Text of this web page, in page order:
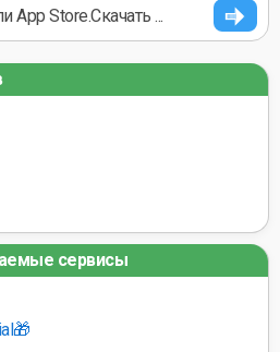
App Store.Скачать ...
сервисы